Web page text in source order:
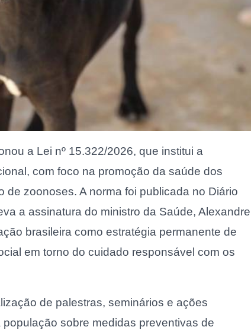
a Lei nº 15.322/2026, que institui a
com foco na promoção da saúde dos
zoonoses. A norma foi publicada no Diário
a assinatura do ministro da Saúde, Alexandre
brasileira como estratégia permanente de
em torno do cuidado responsável com os
de palestras, seminários e ações
sobre medidas preventivas de